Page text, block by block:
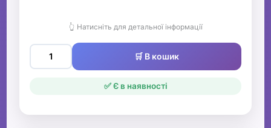
👆 Натисніть для детальної інформації
🛒 В кошик
✅ Є в наявності